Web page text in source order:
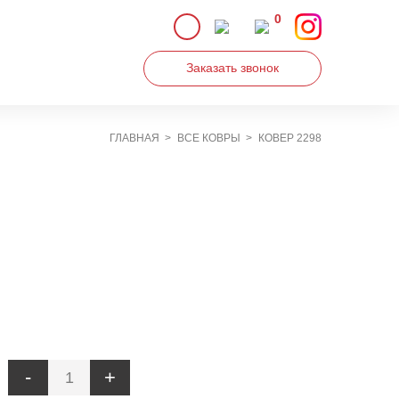
0
Заказать звонок
ГЛАВНАЯ ВСЕ КОВРЫ КОВЕР 2298
- +